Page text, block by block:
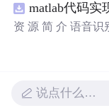
力标识（Extended
详细列出了各类设
matlab代码实
资 源 简 介 语音识
它在许多领域有
自动语音识别。
说点什么…